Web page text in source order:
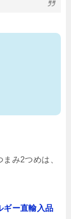
み2つめは、
ギー直輸入品